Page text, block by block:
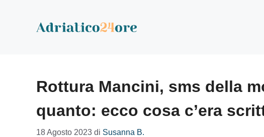
Rottura Mancini, sms della
quanto: ecco cosa c’era
18 Agosto 2023 di Susanna B.